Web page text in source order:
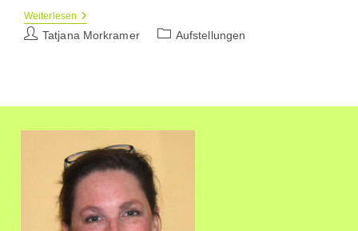
Weiterlesen Wie
Kann
Ich
Auf
Aufstellung
Vorbereiten?
Beitrags-
Tatjana Morkramer
Beitrags-
Aufstellungen